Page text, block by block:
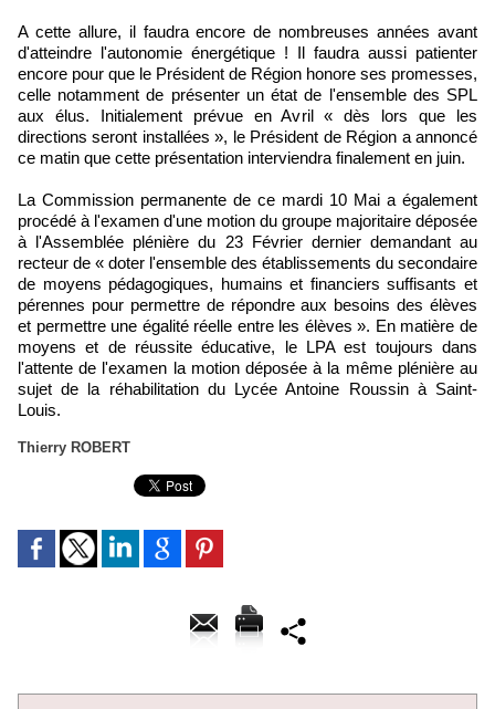
A cette allure, il faudra encore de nombreuses années avant
d'atteindre l'autonomie énergétique ! Il faudra aussi patienter
encore pour que le Président de Région honore ses promesses,
celle notamment de présenter un état de l'ensemble des SPL
aux élus. Initialement prévue en Avril « dès lors que les
directions seront installées », le Président de Région a annoncé
ce matin que cette présentation interviendra finalement en juin.
La Commission permanente de ce mardi 10 Mai a également
procédé à l'examen d'une motion du groupe majoritaire déposée
à l'Assemblée plénière du 23 Février dernier demandant au
recteur de « doter l'ensemble des établissements du secondaire
de moyens pédagogiques, humains et financiers suffisants et
pérennes pour permettre de répondre aux besoins des élèves
et permettre une égalité réelle entre les élèves ». En matière de
moyens et de réussite éducative, le LPA est toujours dans
l'attente de l'examen la motion déposée à la même plénière au
sujet de la réhabilitation du Lycée Antoine Roussin à Saint-
Louis.
Thierry ROBERT